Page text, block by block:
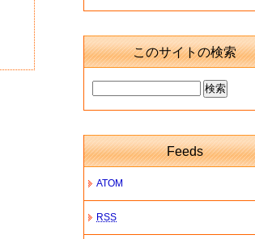
このサイトの検索
Feeds
ATOM
RSS